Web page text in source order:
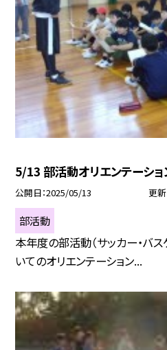
5/13 部活動オリエンテーショ
公開日 2025/05/13 更
部活動
本年度の部活動（サッカー・バス
いてのオリエンテーション...